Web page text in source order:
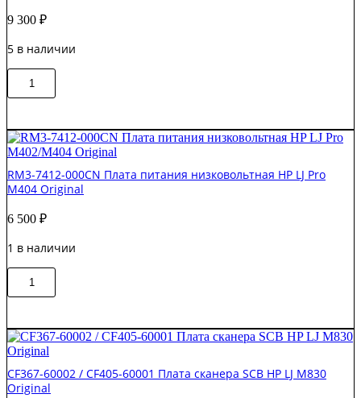
HDD
DesignJet
Original
9 300 ₽
5 в наличии
Количество
товара
/
CF378-
60002
Плата
форматирования
CLJ
Original
RM3-7412-000CN Плата питания низковольтная HP LJ Pro
M404 Original
6 500 ₽
1 в наличии
Количество
товара
000CN
Плата
питания
низковольтная
HP
CF367-60002 / CF405-60001 Плата сканера SCB HP LJ M830
Original